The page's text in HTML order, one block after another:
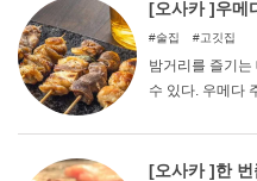
가게가 즐비하다
적인 분위기의
[오사카 ]우메
술집 고깃집
밤거리를 즐기
수 있다. 우메다
둘만의 시간을
이트의 마지막은
[오사카 ]한